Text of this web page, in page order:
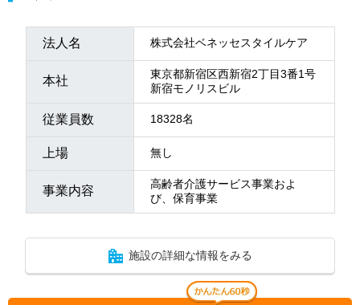
法人名 株式会社ベネッセスタイルケア
本社
東京都新宿区西新宿2丁目3番1号
新宿モノリスビル
従業員数 18328名
上場 無し
事業内容
高齢者介護サービス事業およ
び、保育事業
施設の詳細な情報をみる